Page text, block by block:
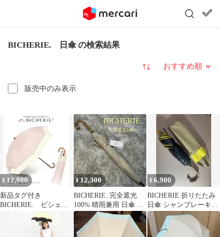
BICHERIE. 日傘 の検索結果
販売中のみ表示
並び替え
¥ 12,980
新品タグ付き
BICHERIE. ビシェ
リ 折りたたみ 日傘
¥ 12,300
BICHERIE. 完全遮光
100% 晴雨兼用 日傘 バ
ンブーハンドル ベージ
ュ
¥6,900
BICHERIE.折りたたみ
日傘 シャンブレーキャ
メル×イエロー